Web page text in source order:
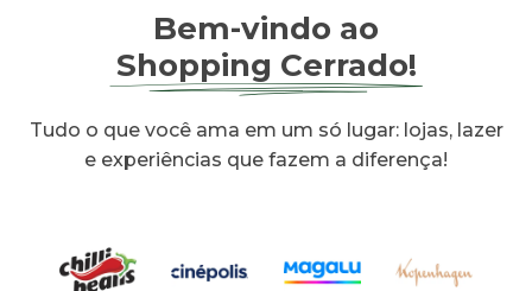
Bem-vindo ao
Shopping Cerrado!
Tudo o que você ama em um só lugar: lojas, lazer
e experiências que fazem a diferença!